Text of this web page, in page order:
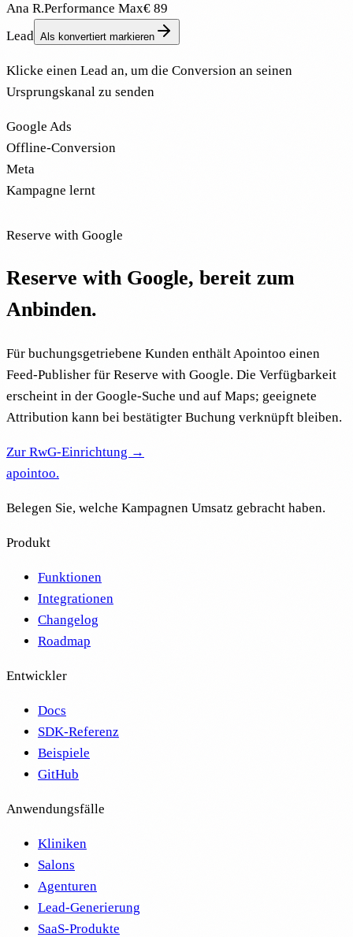
Ana R.Performance Max€ 89
Lead Als konvertiert markieren
Klicke einen Lead an, um die Conversion an seinen
Ursprungskanal zu senden
Google Ads
Offline-Conversion
Meta
Kampagne lernt
Reserve with Google
Reserve with Google, bereit zum
Anbinden.
Für buchungsgetriebene Kunden enthält Apointoo einen
Feed-Publisher für Reserve with Google. Die Verfügbarkeit
erscheint in der Google-Suche und auf Maps; geeignete
Attribution kann bei bestätigter Buchung verknüpft bleiben.
Zur RwG-Einrichtung →
apointoo.
Belegen Sie, welche Kampagnen Umsatz gebracht haben.
Produkt
Funktionen
Integrationen
Changelog
Roadmap
Entwickler
Docs
SDK-Referenz
Beispiele
GitHub
Anwendungsfälle
Kliniken
Salons
Agenturen
Lead-Generierung
SaaS-Produkte